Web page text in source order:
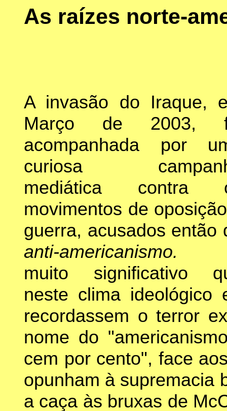
As raízes norte-
A invasão do Iraque,
Março de 2003,
acompanhada por
curiosa
mediática contra
movimentos de
guerra, acusados então
anti-
muito significativo
neste clima ideológico
recordassem o terror
nome do
cem por cento", face
opunham à supremacia
a caça às bruxas de